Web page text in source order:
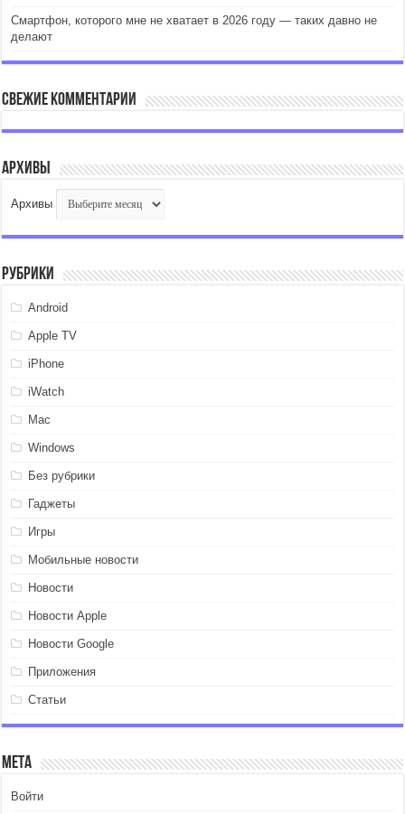
Смартфон, которого мне не хватает в 2026 году — таких давно не
делают
Свежие комментарии
Архивы
Архивы
Рубрики
Android
Apple TV
iPhone
iWatch
Mac
Windows
Без рубрики
Гаджеты
Игры
Мобильные новости
Новости
Новости Apple
Новости Google
Приложения
Статьи
Мета
Войти